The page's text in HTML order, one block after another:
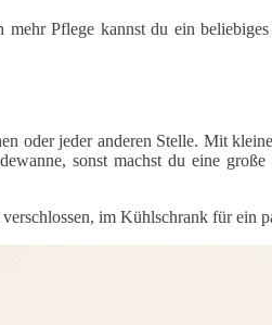
Pflege kannst du ein
oder jeder anderen Stelle. Mit
sonst machst du eine
im Kühlschrank für ein